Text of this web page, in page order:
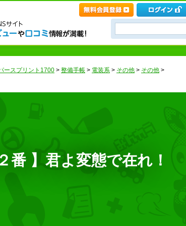
ースプリント1700 > 整備手帳 > 電装系 > その他 > その他 >
番 】君よ変態で在れ！